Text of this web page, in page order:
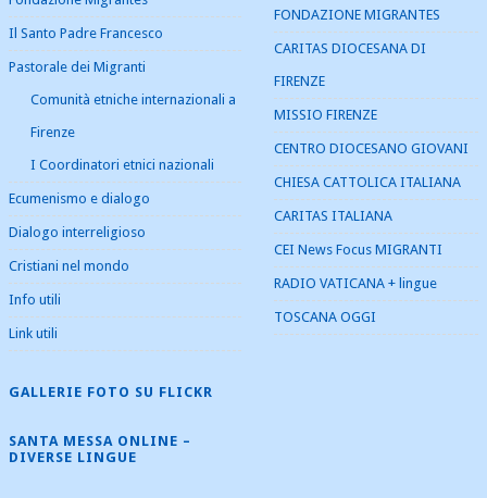
Il Santo Padre Francesco
Pastorale dei Migranti
Comunità etniche internazionali a
Firenze
I Coordinatori etnici nazionali
Ecumenismo e dialogo
Dialogo interreligioso
Cristiani nel mondo
Info utili
Link utili
GALLERIE FOTO SU FLICKR
SANTA MESSA ONLINE –
DIVERSE LINGUE
FONDAZIONE MIGRANTES
CARITAS DIOCESANA DI
FIRENZE
MISSIO FIRENZE
CENTRO DIOCESANO GIOVANI
CHIESA CATTOLICA ITALIANA
CARITAS ITALIANA
CEI News Focus MIGRANTI
RADIO VATICANA + lingue
TOSCANA OGGI